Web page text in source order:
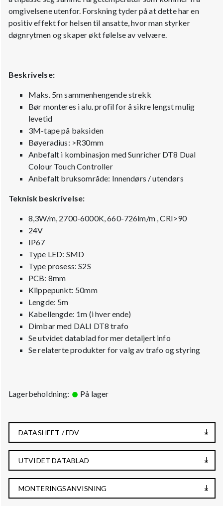
omgivelsene utenfor. Forskning tyder på at dette har en
positiv effekt for helsen til ansatte, hvor man styrker
døgnrytmen og skaper økt følelse av velvære.
Beskrivelse:
Maks. 5m sammenhengende strekk
Bør monteres i alu. profil for å sikre lengst mulig
levetid
3M-tape på baksiden
Bøyeradius: >R30mm
Anbefalt i kombinasjon med Sunricher DT8 Dual
Colour Touch Controller
Anbefalt bruksområde: Innendørs / utendørs
Teknisk beskrivelse:
8,3W/m, 2700-6000K, 660-726lm/m , CRI>90
24V
IP67
Type LED: SMD
Type prosess: S2S
PCB: 8mm
Klippepunkt: 50mm
Lengde: 5m
Kabellengde: 1m (i hver ende)
Dimbar med DALI DT8 trafo
Se utvidet datablad for mer detaljert info
Se relaterte produkter for valg av trafo og styring
Lagerbeholdning: På lager
DATASHEET / FDV
UTVIDET DATABLAD
MONTERINGSANVISNING